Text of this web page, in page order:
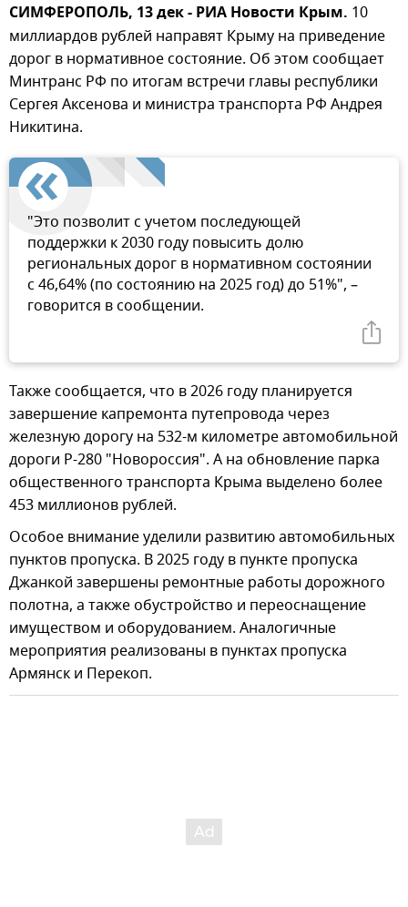
СИМФЕРОПОЛЬ, 13 дек - РИА Новости Крым. 10
миллиардов рублей направят Крыму на приведение
дорог в нормативное состояние. Об этом сообщает
Минтранс РФ по итогам встречи главы республики
Сергея Аксенова и министра транспорта РФ Андрея
Никитина.
"Это позволит с учетом последующей
поддержки к 2030 году повысить долю
региональных дорог в нормативном состоянии
с 46,64% (по состоянию на 2025 год) до 51%", –
говорится в сообщении.
Также сообщается, что в 2026 году планируется
завершение капремонта путепровода через
железную дорогу на 532-м километре автомобильной
дороги Р-280 "Новороссия". А на обновление парка
общественного транспорта Крыма выделено более
453 миллионов рублей.
Особое внимание уделили развитию автомобильных
пунктов пропуска. В 2025 году в пункте пропуска
Джанкой завершены ремонтные работы дорожного
полотна, а также обустройство и переоснащение
имуществом и оборудованием. Аналогичные
мероприятия реализованы в пунктах пропуска
Армянск и Перекоп.